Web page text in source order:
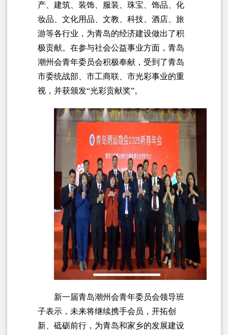
产、建筑、装饰、服装、珠宝、饰品、化
妆品、文化用品、文教、科技、酒店、旅
游等各行业，为青岛的经济建设做出了积
极贡献。在参与社会公益事业方面，青岛
潮州会青年委员会积极奉献，受到了青岛
市委统战部、市工商联、市光彩事业的重
视，并获颁发“光彩贡献奖”。
新一届青岛潮州会青年委员会领导班
子表示，未来将继续携手会员，开拓创
新、砥砺前行，为青岛和家乡的发展建设